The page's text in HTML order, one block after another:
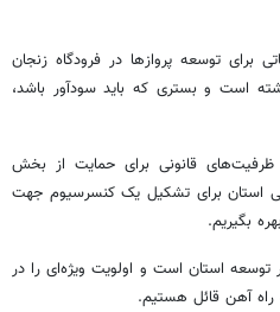
برای توسعه پروازها در فرودگاه زنجان
است و بستری که باید سودآور باشد،
ظرفیت‌های قانونی برای حمایت از بخش
استان برای تشکیل یک کنسرسیوم جهت
بگیریم.
استان است و اولویت ویژه‌ای را در
راه آهن قائل هستیم.